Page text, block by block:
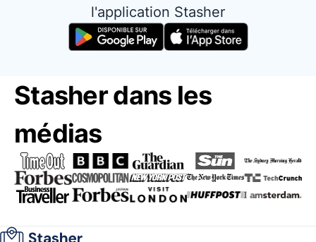
l'application Stasher
Stasher dans les
médias